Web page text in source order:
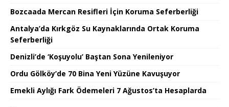
Bozcaada Mercan Resifleri İçin Koruma Seferberliği
Antalya’da Kırkgöz Su Kaynaklarında Ortak Koruma
Seferberliği
Denizli’de ‘Koşuyolu’ Baştan Sona Yenileniyor
Ordu Gölköy’de 70 Bina Yeni Yüzüne Kavuşuyor
Emekli Aylığı Fark Ödemeleri 7 Ağustos’ta Hesaplarda